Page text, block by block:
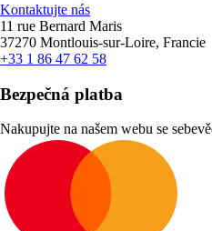
Kontaktujte nás
11 rue Bernard Maris
37270 Montlouis-sur-Loire, Francie
+33 1 86 47 62 58
Bezpečná platba
Nakupujte na našem webu se